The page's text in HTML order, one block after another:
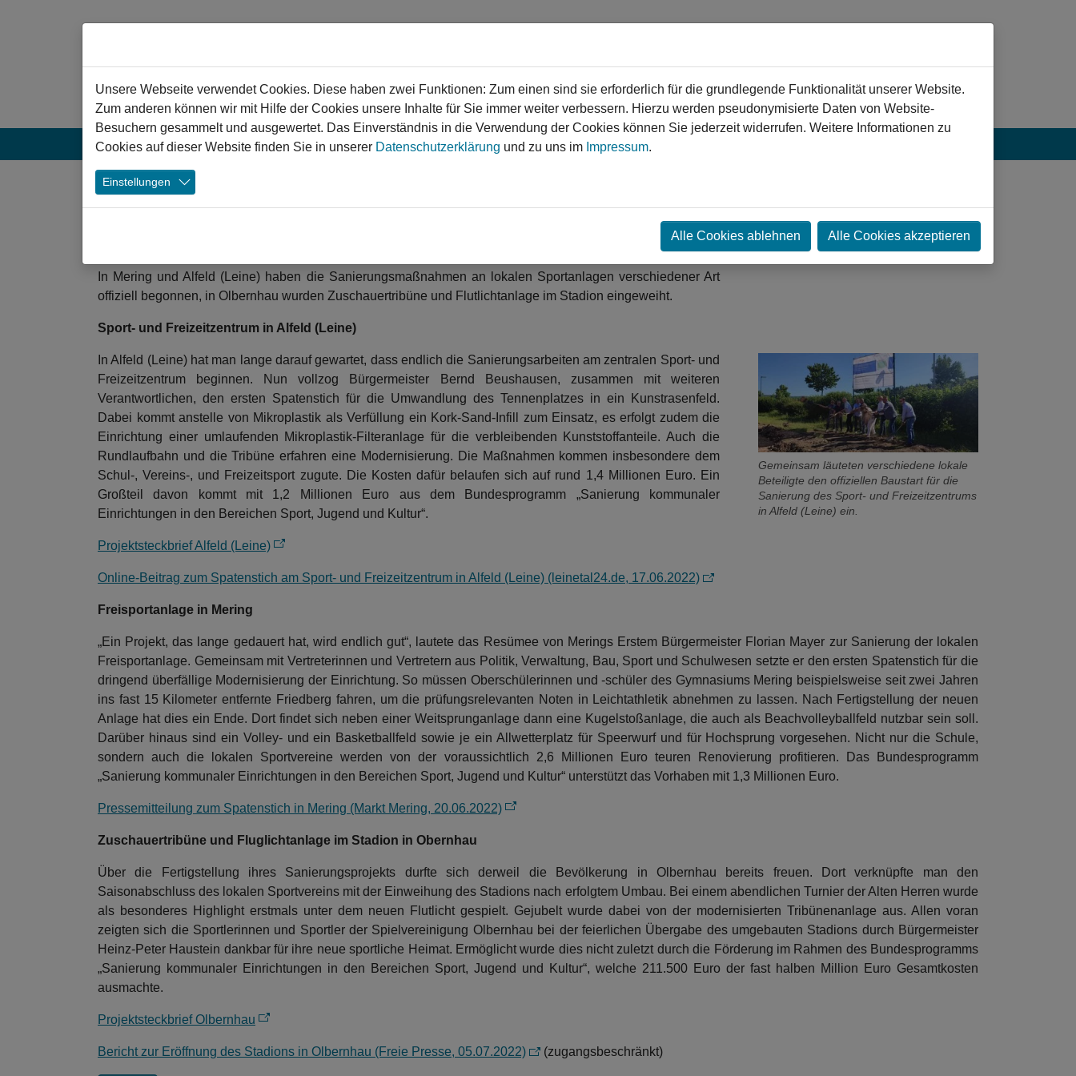
Aktuelles Projekte ❯ Veranstaltungen ❯ Service ❯ Login Kontakt
Sportanlagen in allen Facetten
Gemeinsam läuteten verschiedene lokale
Beteiligte den offiziellen Baustart für die
Sanierung des Sport- und Freizeitzentrums
in Alfeld (Leine) ein.
In Mering und Alfeld (Leine) haben die Sanierungsmaßnahmen an lokalen Sportanlagen verschiedener Art
offiziell begonnen, in Olbernhau wurden Zuschauertribüne und Flutlichtanlage im Stadion eingeweiht.
Sport- und Freizeitzentrum in Alfeld (Leine)
In Alfeld (Leine) hat man lange darauf gewartet, dass endlich die Sanierungsarbeiten am zentralen Sport- und
Freizeitzentrum beginnen. Nun vollzog Bürgermeister Bernd Beushausen, zusammen mit weiteren
Verantwortlichen, den ersten Spatenstich für die Umwandlung des Tennenplatzes in ein Kunstrasenfeld.
Dabei kommt anstelle von Mikroplastik als Verfüllung ein Kork-Sand-Infill zum Einsatz, es erfolgt zudem die
Einrichtung einer umlaufenden Mikroplastik-Filteranlage für die verbleibenden Kunststoffanteile. Auch die
Rundlaufbahn und die Tribüne erfahren eine Modernisierung. Die Maßnahmen kommen insbesondere dem
Schul-, Vereins-, und Freizeitsport zugute. Die Kosten dafür belaufen sich auf rund 1,4 Millionen Euro. Ein
Großteil davon kommt mit 1,2 Millionen Euro aus dem Bundesprogramm „Sanierung kommunaler
Einrichtungen in den Bereichen Sport, Jugend und Kultur“.
Projektsteckbrief Alfeld (Leine)
Online-Beitrag zum Spatenstich am Sport- und Freizeitzentrum in Alfeld (Leine) (leinetal24.de, 17.06.2022)
Freisportanlage in Mering
„Ein Projekt, das lange gedauert hat, wird endlich gut“, lautete das Resümee von Merings Erstem Bürgermeister Florian Mayer zur Sanierung der lokalen
Freisportanlage. Gemeinsam mit Vertreterinnen und Vertretern aus Politik, Verwaltung, Bau, Sport und Schulwesen setzte er den ersten Spatenstich für die
dringend überfällige Modernisierung der Einrichtung. So müssen Oberschülerinnen und -schüler des Gymnasiums Mering beispielsweise seit zwei Jahren
ins fast 15 Kilometer entfernte Friedberg fahren, um die prüfungsrelevanten Noten in Leichtathletik abnehmen zu lassen. Nach Fertigstellung der neuen
Anlage hat dies ein Ende. Dort findet sich neben einer Weitsprunganlage dann eine Kugelstoßanlage, die auch als Beachvolleyballfeld nutzbar sein soll.
Darüber hinaus sind ein Volley- und ein Basketballfeld sowie je ein Allwetterplatz für Speerwurf und für Hochsprung vorgesehen. Nicht nur die Schule,
sondern auch die lokalen Sportvereine werden von der voraussichtlich 2,6 Millionen Euro teuren Renovierung profitieren. Das Bundesprogramm
„Sanierung kommunaler Einrichtungen in den Bereichen Sport, Jugend und Kultur“ unterstützt das Vorhaben mit 1,3 Millionen Euro.
Pressemitteilung zum Spatenstich in Mering (Markt Mering, 20.06.2022)
Zuschauertribüne und Fluglichtanlage im Stadion in Obernhau
Über die Fertigstellung ihres Sanierungsprojekts durfte sich derweil die Bevölkerung in Olbernhau bereits freuen. Dort verknüpfte man den
Saisonabschluss des lokalen Sportvereins mit der Einweihung des Stadions nach erfolgtem Umbau. Bei einem abendlichen Turnier der Alten Herren wurde
als besonderes Highlight erstmals unter dem neuen Flutlicht gespielt. Gejubelt wurde dabei von der modernisierten Tribünenanlage aus. Allen voran
zeigten sich die Sportlerinnen und Sportler der Spielvereinigung Olbernhau bei der feierlichen Übergabe des umgebauten Stadions durch Bürgermeister
Heinz-Peter Haustein dankbar für ihre neue sportliche Heimat. Ermöglicht wurde dies nicht zuletzt durch die Förderung im Rahmen des Bundesprogramms
„Sanierung kommunaler Einrichtungen in den Bereichen Sport, Jugend und Kultur“, welche 211.500 Euro der fast halben Million Euro Gesamtkosten
ausmachte.
Projektsteckbrief Olbernhau
Bericht zur Eröffnung des Stadions in Olbernhau (Freie Presse, 05.07.2022) (zugangsbeschränkt)
Unsere Webseite verwendet Cookies. Diese haben zwei Funktionen: Zum einen sind sie erforderlich für die grundlegende Funktionalität unserer Website.
Zum anderen können wir mit Hilfe der Cookies unsere Inhalte für Sie immer weiter verbessern. Hierzu werden pseudonymisierte Daten von Website-
Besuchern gesammelt und ausgewertet. Das Einverständnis in die Verwendung der Cookies können Sie jederzeit widerrufen. Weitere Informationen zu
Cookies auf dieser Website finden Sie in unserer Datenschutzerklärung und zu uns im Impressum.
Einstellungen
Alle Cookies ablehnen Alle Cookies akzeptieren